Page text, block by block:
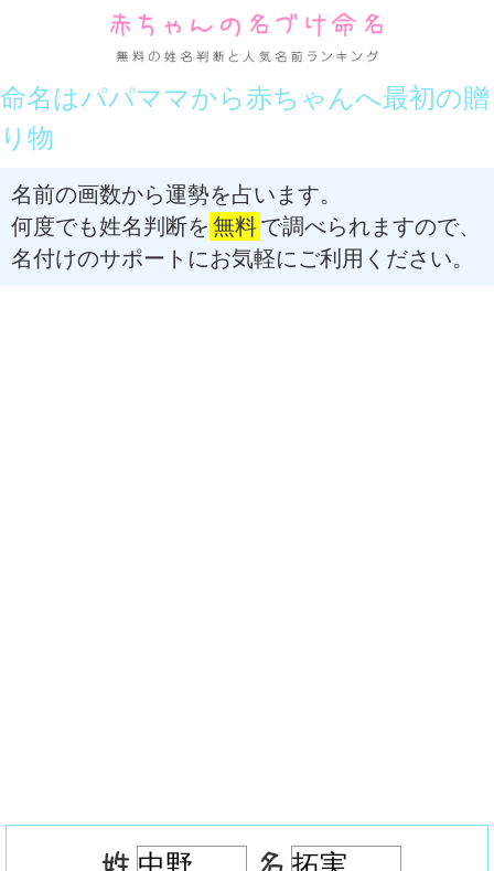
命名はパパママから赤ちゃんへ最初の贈
り物
名前の画数から運勢を占います。
何度でも姓名判断を 無料で調べられますので、
名付けのサポートにお気軽にご利用ください。